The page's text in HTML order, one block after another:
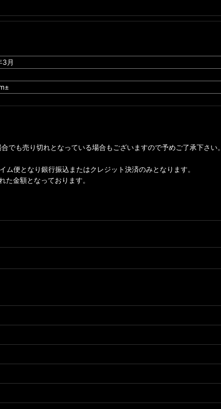
3月
も売り切れとなっている場合もございますので予めご了承下さい。
ム便となり銀行振込またはクレジット決済のみとなります。
た金額となっております。